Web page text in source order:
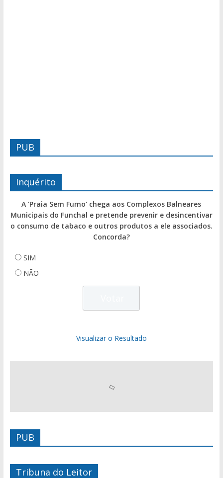
PUB
Inquérito
A 'Praia Sem Fumo' chega aos Complexos Balneares
Municipais do Funchal e pretende prevenir e desincentivar
o consumo de tabaco e outros produtos a ele associados.
Concorda?
SIM
NÃO
Visualizar o Resultado
PUB
Tribuna do Leitor